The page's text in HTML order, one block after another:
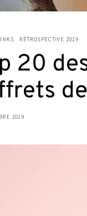
RÉTROSPECTIVE 2019
20
2019